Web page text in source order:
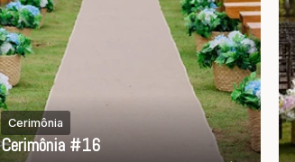
Cerimônia
Cerimônia #16